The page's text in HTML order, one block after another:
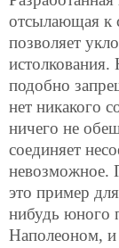
отсылающая к
позволяет
истолкования.
подобно
нет никакого
ничего не
соединяет
невозможное.
это пример
нибудь юного
Наполеоном,